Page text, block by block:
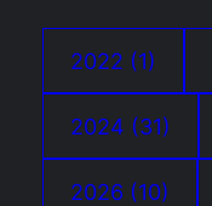
2022 (1)
2024 (31)
2026 (10)